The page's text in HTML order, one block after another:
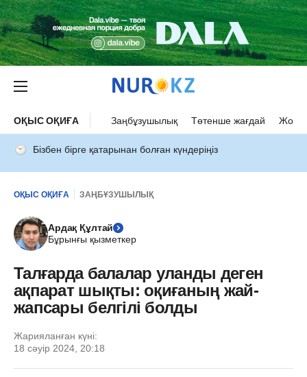
ОҚЫС ОҚИҒА Заңбұзушылық Төтенше жағдай Жол
Бізбен бірге қатарынан болған күндеріңіз
ОҚЫС ОҚИҒА ЗАҢБҰЗУШЫЛЫҚ
Ардақ Құлтай
Бұрынғы қызметкер
Талғарда балалар уланды деген
ақпарат шықты: оқиғаның жай-
жапсары белгілі болды
Жарияланған күні:
18 сәуір 2024, 20:18